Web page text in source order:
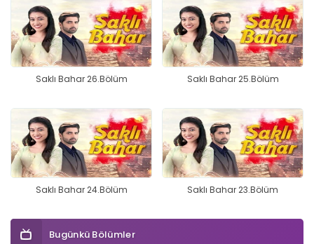
Saklı Bahar 26.Bölüm Saklı Bahar 25.Bölüm
Saklı Bahar 24.Bölüm Saklı Bahar 23.Bölüm
Bugünkü Bölümler